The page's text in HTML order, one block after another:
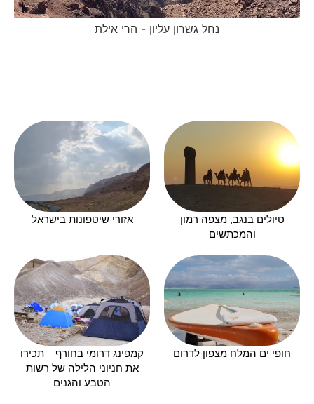
נחל גשרון עליון - הרי אילת
טיולים בנגב, מצפה רמון
והמכתשים
אזורי שיטפונות בישראל
חופי ים המלח מצפון לדרום
קמפינג דרומי בחורף – תכירו
את חניוני הלילה של רשות
הטבע והגנים